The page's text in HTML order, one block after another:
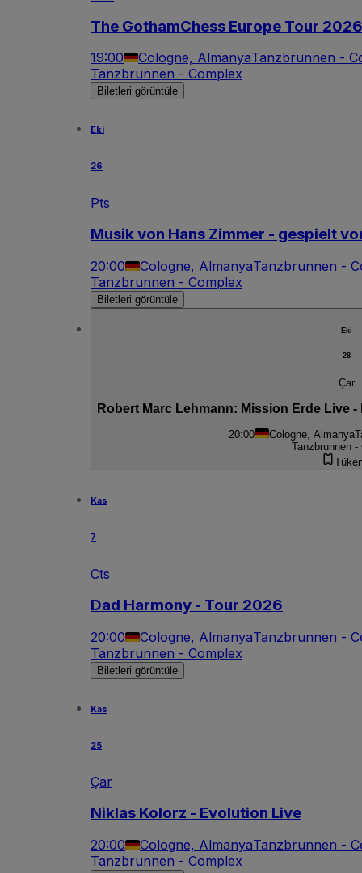
The GothamChess Europe Tour 2026
19:00 Cologne, AlmanyaTanzbrunnen -
Tanzbrunnen - Complex
Biletleri görüntüle
Eki
26
Pts
Musik von Hans Zimmer - gespielt
20:00 Cologne, AlmanyaTanzbrunnen -
Tanzbrunnen - Complex
Biletleri görüntüle
Eki
28
Çar
Robert Marc Lehmann: Mission Erde Live
20:00 Cologne, Almanya
Tanzbrunnen -
Kas
7
Cts
Dad Harmony - Tour 2026
20:00 Cologne, AlmanyaTanzbrunnen -
Tanzbrunnen - Complex
Biletleri görüntüle
Kas
25
Çar
Niklas Kolorz - Evolution Live
20:00 Cologne, AlmanyaTanzbrunnen -
Tanzbrunnen - Complex